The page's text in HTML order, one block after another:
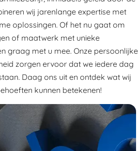
wij jarenlange expertise met
oplossingen. Of het nu gaat om
of maatwerk met unieke
graag met u mee. Onze persoonlijke
zorgen ervoor dat we iedere dag
Daag ons uit en ontdek wat wij
kunnen betekenen!